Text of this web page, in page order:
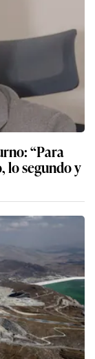
“Para
lo segundo y